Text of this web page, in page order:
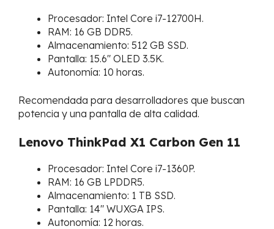
Procesador: Intel Core i7-12700H.
RAM: 16 GB DDR5.
Almacenamiento: 512 GB SSD.
Pantalla: 15.6″ OLED 3.5K.
Autonomía: 10 horas.
Recomendada para desarrolladores que buscan
potencia y una pantalla de alta calidad.
Lenovo ThinkPad X1 Carbon Gen 11
Procesador: Intel Core i7-1360P.
RAM: 16 GB LPDDR5.
Almacenamiento: 1 TB SSD.
Pantalla: 14″ WUXGA IPS.
Autonomía: 12 horas.